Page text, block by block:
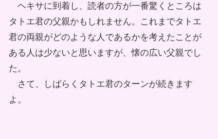
ヘキサに到着し、読者の方が一番驚くところは
タトエ君の父親かもしれません。これまでタトエ
君の両親がどのような人であるかを考えたことが
ある人は少ないと思いますが、懐の広い父親でし
た。
さて、しばらくタトエ君のターンが続きます
よ。